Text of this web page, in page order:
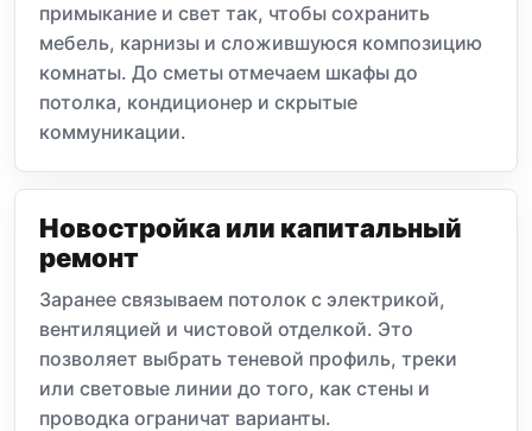
примыкание и свет так, чтобы сохранить
мебель, карнизы и сложившуюся композицию
комнаты. До сметы отмечаем шкафы до
потолка, кондиционер и скрытые
коммуникации.
Новостройка или капитальный
ремонт
Заранее связываем потолок с электрикой,
вентиляцией и чистовой отделкой. Это
позволяет выбрать теневой профиль, треки
или световые линии до того, как стены и
проводка ограничат варианты.